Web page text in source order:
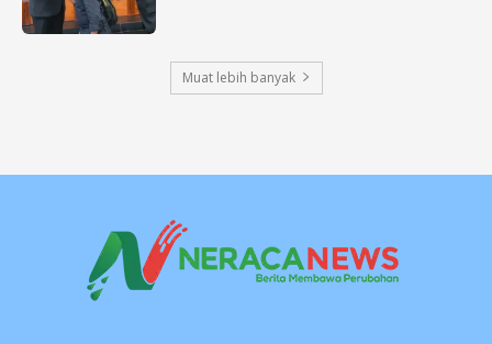
Muat lebih banyak